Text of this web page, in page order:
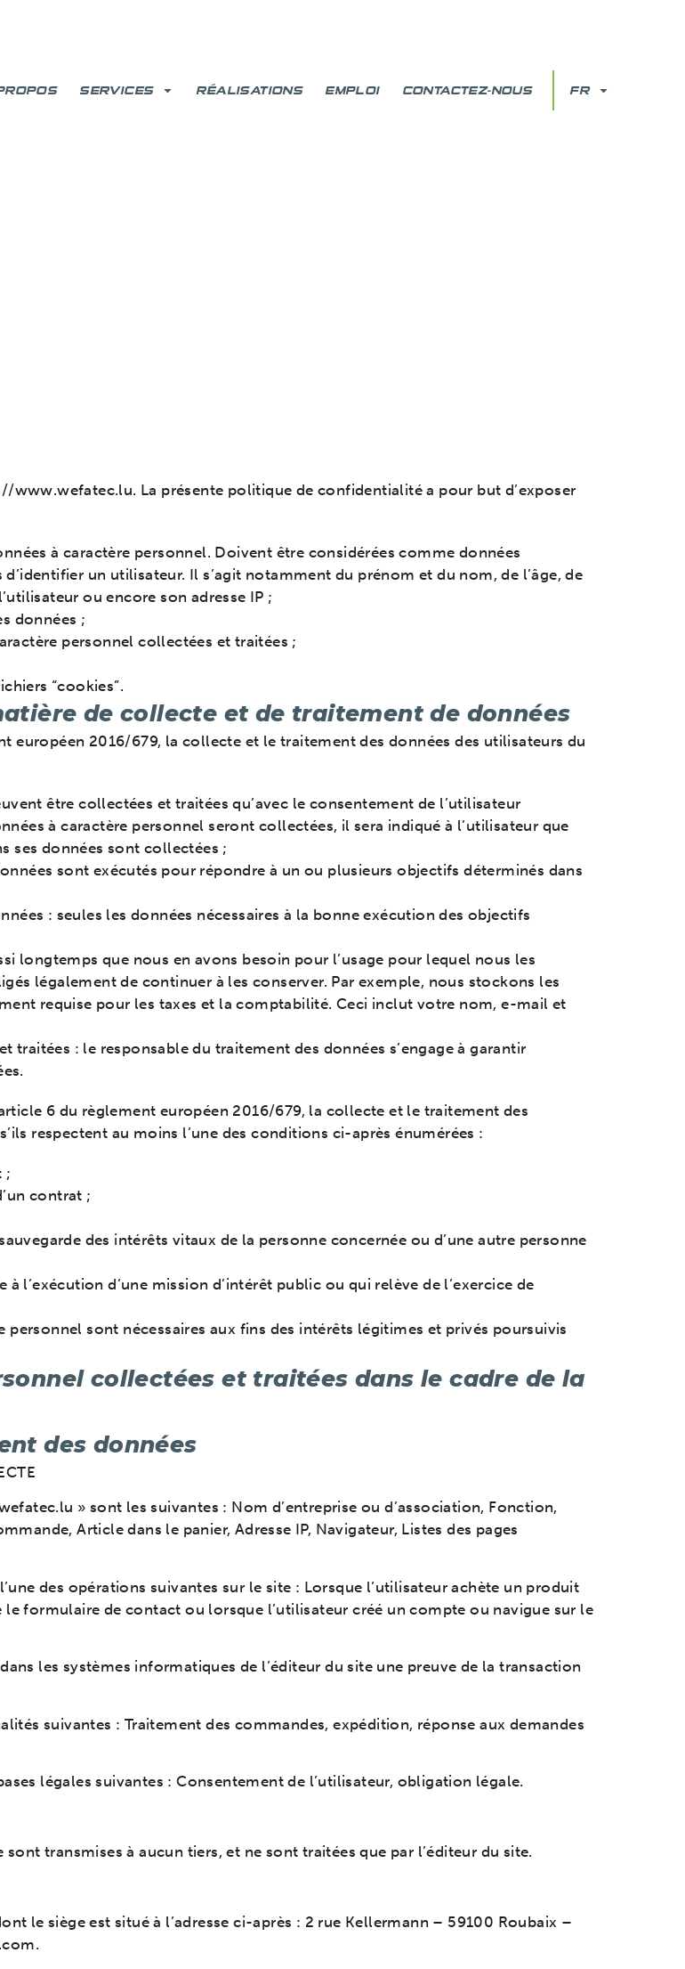
SERVICES RÉALISATIONS EMPLOI CONTACTEZ-NOUS FR
La présente politique de confidentialité a pour but d’exposer
à caractère personnel. Doivent être considérées comme données
un utilisateur. Il s’agit notamment du prénom et du nom, de l’âge, de
ou encore son adresse IP ;
données ;
personnel collectées et traitées ;
“cookies”.
de collecte et de traitement de données
européen 2016/679, la collecte et le traitement des données des utilisateurs du
être collectées et traitées qu’avec le consentement de l’utilisateur
à caractère personnel seront collectées, il sera indiqué à l’utilisateur que
ses données sont collectées ;
sont exécutés pour répondre à un ou plusieurs objectifs déterminés dans
: seules les données nécessaires à la bonne exécution des objectifs
longtemps que nous en avons besoin pour l’usage pour lequel nous les
légalement de continuer à les conserver. Par exemple, nous stockons les
requise pour les taxes et la comptabilité. Ceci inclut votre nom, e-mail et
: le responsable du traitement des données s’engage à garantir
6 du règlement européen 2016/679, la collecte et le traitement des
respectent au moins l’une des conditions ci-après énumérées :
;
contrat ;
des intérêts vitaux de la personne concernée ou d’une autre personne
l’exécution d’une mission d’intérêt public ou qui relève de l’exercice de
sont nécessaires aux fins des intérêts légitimes et privés poursuivis
collectées et traitées dans le cadre de la
des données
» sont les suivantes : Nom d’entreprise ou d’association, Fonction,
Article dans le panier, Adresse IP, Navigateur, Listes des pages
des opérations suivantes sur le site : Lorsque l’utilisateur achète un produit
formulaire de contact ou lorsque l’utilisateur créé un compte ou navigue sur le
les systèmes informatiques de l’éditeur du site une preuve de la transaction
suivantes : Traitement des commandes, expédition, réponse aux demandes
légales suivantes : Consentement de l’utilisateur, obligation légale.
transmises à aucun tiers, et ne sont traitées que par l’éditeur du site.
le siège est situé à l’adresse ci-après : 2 rue Kellermann – 59100 Roubaix –